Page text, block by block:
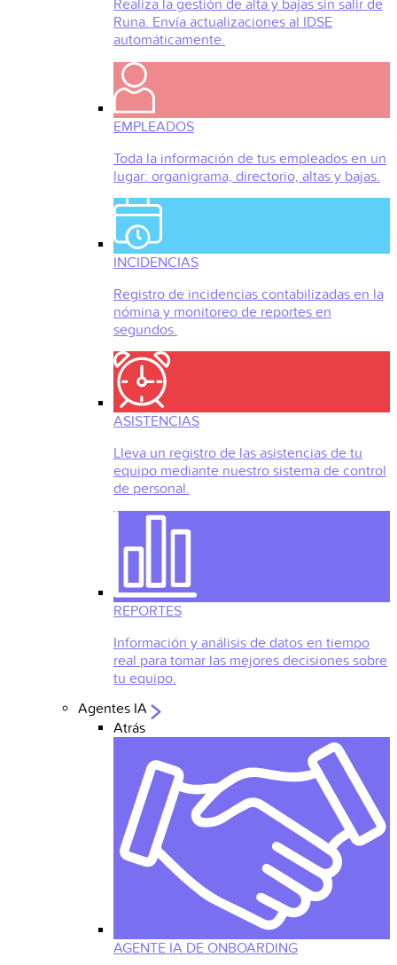
Realiza la gestión de alta y bajas sin salir de
Runa. Envía actualizaciones al IDSE
automáticamente.
EMPLEADOS
Toda la información de tus empleados en un
lugar: organigrama, directorio, altas y bajas.
INCIDENCIAS
Registro de incidencias contabilizadas en la
nómina y monitoreo de reportes en
segundos.
ASISTENCIAS
Lleva un registro de las asistencias de tu
equipo mediante nuestro sistema de control
de personal.
REPORTES
Información y análisis de datos en tiempo
real para tomar las mejores decisiones sobre
tu equipo.
Agentes IA
Atrás
AGENTE IA DE ONBOARDING